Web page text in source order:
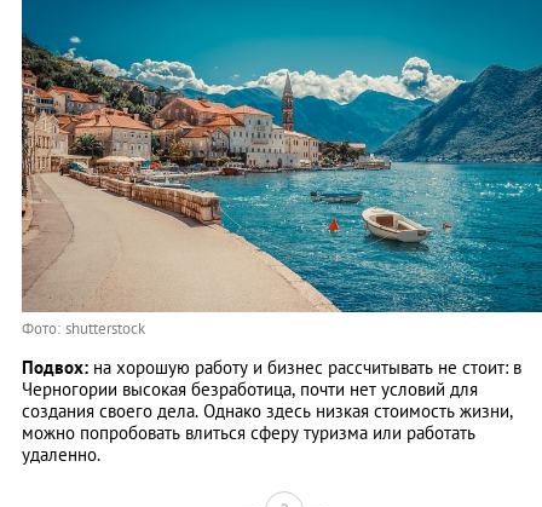
Фото: shutterstock
Подвох: на хорошую работу и бизнес рассчитывать не стоит: в
Черногории высокая безработица, почти нет условий для
создания своего дела. Однако здесь низкая стоимость жизни,
можно попробовать влиться сферу туризма или работать
удаленно.